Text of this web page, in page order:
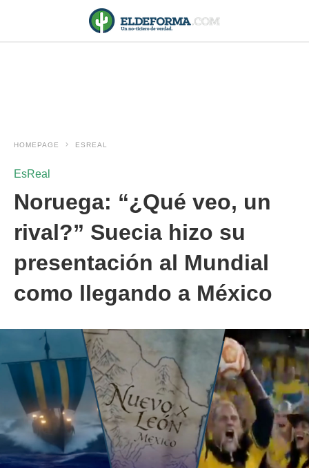
HOMEPAGE ESREAL
EsReal
Noruega: “¿Qué veo, un
rival?” Suecia hizo su
presentación al Mundial
como llegando a México